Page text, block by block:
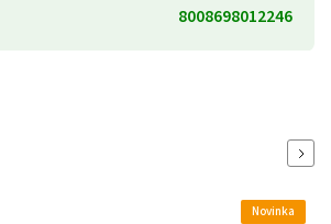
8008698012246
Novinka
Next